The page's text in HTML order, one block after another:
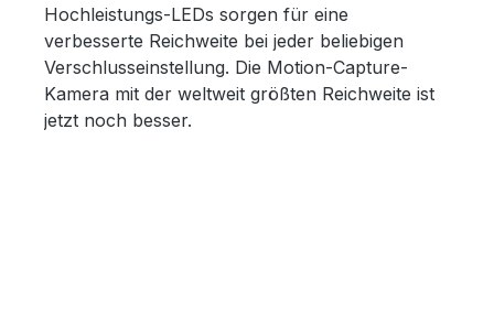
Hochleistungs-LEDs sorgen für eine
verbesserte Reichweite bei jeder beliebigen
Verschlusseinstellung. Die Motion-Capture-
Kamera mit der weltweit größten Reichweite ist
jetzt noch besser.